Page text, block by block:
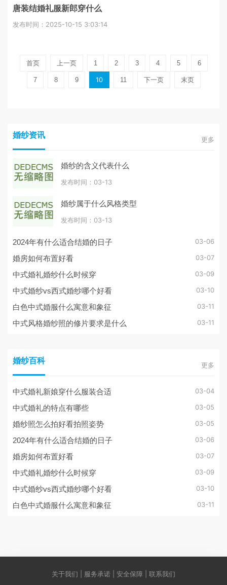
唐装结婚礼服新郎穿什么
发布时间：2025-10-15 3:03:14
首页 上一页 1 2 3 4 5 6
7 8 9 10 11 下一页 末页
婚纱资讯 更多
婚纱的含义代表什么
发布时间：03-13
婚纱属于什么风格类型
发布时间：03-13
2024年有什么适合结婚的日子 03-06
婚房如何布置好看 03-07
中式婚礼婚纱什么时候穿 03-09
中式婚纱vs西式婚纱哪个好看 03-10
白色中式婚服什么寓意和象征 03-11
中式风格婚纱照的修片要求是什么 03-11
婚纱百科 更多
中式婚礼新娘穿什么服装合适 03-04
中式婚礼的特点有哪些 03-05
婚纱照怎么拍好看拍照姿势 03-05
2024年有什么适合结婚的日子 03-06
婚房如何布置好看 03-07
中式婚礼婚纱什么时候穿 03-09
中式婚纱vs西式婚纱哪个好看 03-10
白色中式婚服什么寓意和象征 03-11
关于我们 | 服务承诺 | 安全保障 | 联系我们